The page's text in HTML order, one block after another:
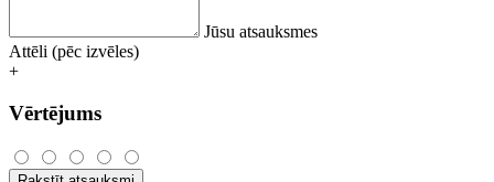
Jūsu atsauksmes
Attēli (pēc izvēles)
+
Vērtējums